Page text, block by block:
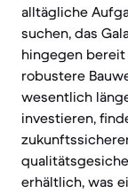
alltägliche
suchen, das
hingegen bereit
robustere
wesentlich
investieren,
erhältlich, was